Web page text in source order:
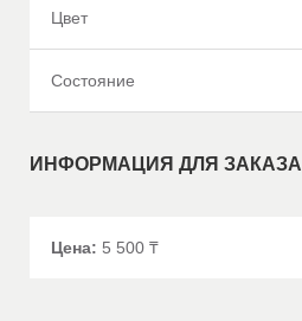
Цвет
Состояние
ИНФОРМАЦИЯ ДЛЯ ЗАКАЗА
Цена: 5 500 ₸